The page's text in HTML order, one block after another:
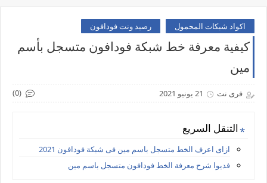
اكواد شبكات المحمول رصيد ونت فودافون
كيفية معرفة خط شبكة فودافون متسجل بأسم
مين
فرى نت 21 يونيو 2021 (0)
التنقل السريع
ازاى اعرف الخط متسجل باسم مين فى شبكة فودافون 2021
فديوا شرح معرفة الخط فودافون متسجل باسم مين